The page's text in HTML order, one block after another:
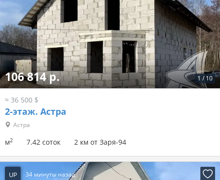
1 / 10
106 814 р.
≈ 36 500 $
2-этаж. Астра
Астра
м2 7.42 соток 2 км от Заря-94
UP 34 минуты назад